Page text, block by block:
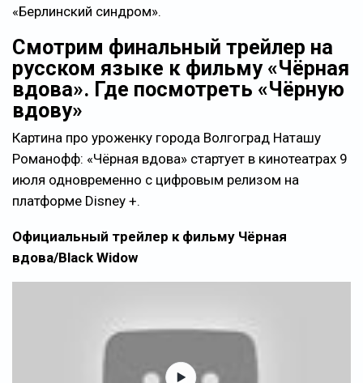
«Берлинский синдром».
Смотрим финальный трейлер на
русском языке к фильму «Чёрная
вдова». Где посмотреть «Чёрную
вдову»
Картина про уроженку города Волгоград Наташу
Романофф: «Чёрная вдова» стартует в кинотеатрах 9
июля одновременно с цифровым релизом на
платформе Disney +.
Официальный трейлер к фильму Чёрная
вдова/Black Widow